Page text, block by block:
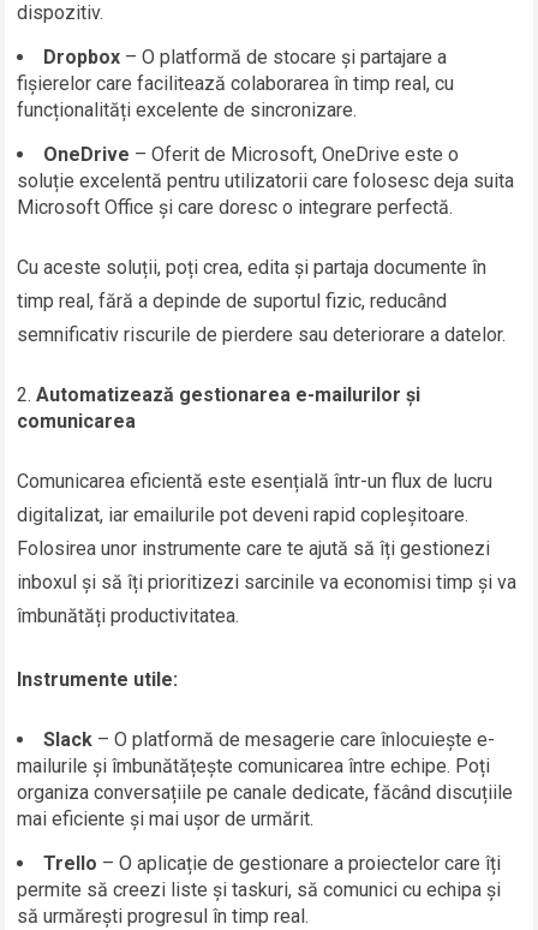
dispozitiv.
Dropbox – O platformă de stocare și partajare a
fișierelor care facilitează colaborarea în timp real, cu
funcționalități excelente de sincronizare.
OneDrive – Oferit de Microsoft, OneDrive este o
soluție excelentă pentru utilizatorii care folosesc deja suita
Microsoft Office și care doresc o integrare perfectă.
Cu aceste soluții, poți crea, edita și partaja documente în
timp real, fără a depinde de suportul fizic, reducând
semnificativ riscurile de pierdere sau deteriorare a datelor.
Automatizează gestionarea e-mailurilor și
comunicarea
Comunicarea eficientă este esențială într-un flux de lucru
digitalizat, iar emailurile pot deveni rapid copleșitoare.
Folosirea unor instrumente care te ajută să îți gestionezi
inboxul și să îți prioritizezi sarcinile va economisi timp și va
îmbunătăți productivitatea.
Instrumente utile:
Slack – O platformă de mesagerie care înlocuiește e-
mailurile și îmbunătățește comunicarea între echipe. Poți
organiza conversațiile pe canale dedicate, făcând discuțiile
mai eficiente și mai ușor de urmărit.
Trello – O aplicație de gestionare a proiectelor care îți
permite să creezi liste și taskuri, să comunici cu echipa și
să urmărești progresul în timp real.